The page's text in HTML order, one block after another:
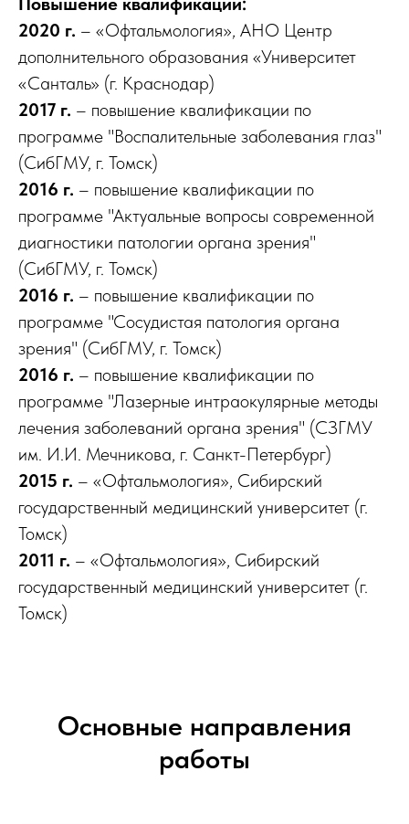
2020 г. – «Офтальмология», АНО Центр
дополнительного образования «Университет
«Санталь» (г. Краснодар)
2017 г. – повышение квалификации по
программе "Воспалительные заболевания глаз"
(СибГМУ, г. Томск)
2016 г. – повышение квалификации по
программе "Актуальные вопросы современной
диагностики патологии органа зрения"
(СибГМУ, г. Томск)
2016 г. – повышение квалификации по
программе "Сосудистая патология органа
зрения" (СибГМУ, г. Томск)
2016 г. – повышение квалификации по
программе "Лазерные интраокулярные методы
лечения заболеваний органа зрения" (СЗГМУ
им. И.И. Мечникова, г. Санкт-Петербург)
2015 г. – «Офтальмология», Сибирский
государственный медицинский университет (г.
Томск)
2011 г. – «Офтальмология», Сибирский
государственный медицинский университет (г.
Томск)
Основные направления
работы